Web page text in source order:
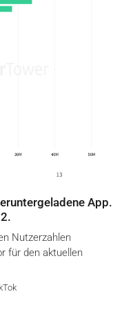
App.
Nutzerzahlen
für den aktuellen